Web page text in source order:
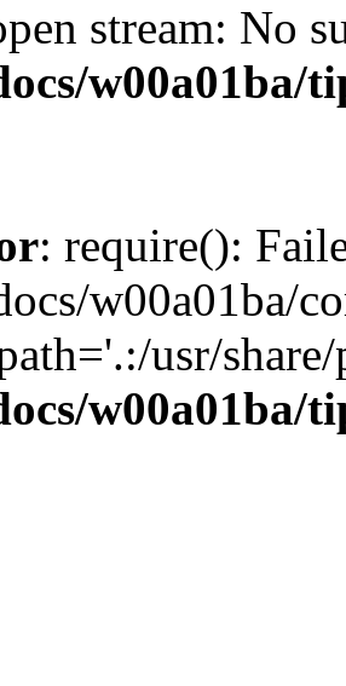
stream: No
w00a01ba/
: require():
w00a01ba/
usr/
w00a01ba/